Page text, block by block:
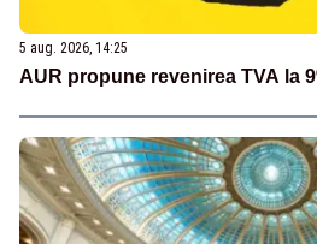
5 aug. 2026, 14:25
AUR propune revenirea TVA la